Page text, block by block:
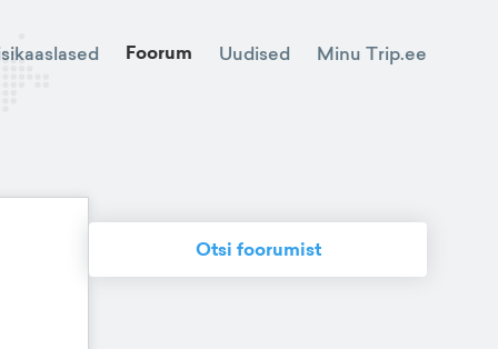
Foorum Uudised Minu Trip.ee
Otsi foorumist